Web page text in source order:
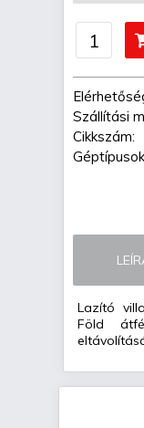
Szállítási
Cikkszám:
Lazító
Föld